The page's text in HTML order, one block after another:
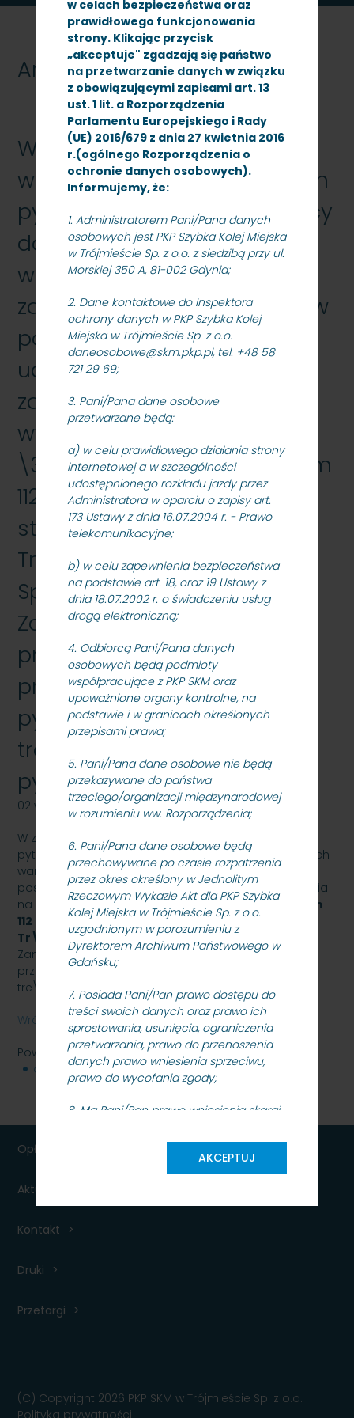
w celach bezpieczeństwa oraz
prawidłowego funkcjonowania
strony. Klikając przycisk
„akceptuje" zgadzają się państwo
na przetwarzanie danych w związku
z obowiązującymi zapisami art. 13
ust. 1 lit. a Rozporządzenia
Parlamentu Europejskiego i Rady
(UE) 2016/679 z dnia 27 kwietnia 2016
r.(ogólnego Rozporządzenia o
ochronie danych osobowych).
Informujemy, że:
1. Administratorem Pani/Pana danych
osobowych jest PKP Szybka Kolej Miejska
w Trójmieście Sp. z o.o. z siedzibą przy ul.
Morskiej 350 A, 81-002 Gdynia;
2. Dane kontaktowe do Inspektora
ochrony danych w PKP Szybka Kolej
Miejska w Trójmieście Sp. z o.o.
daneosobowe@skm.pkp.pl, tel. +48 58
721 29 69;
3. Pani/Pana dane osobowe
przetwarzane będą:
a) w celu prawidłowego działania strony
internetowej a w szczególności
udostępnionego rozkładu jazdy przez
Administratora w oparciu o zapisy art.
173 Ustawy z dnia 16.07.2004 r. - Prawo
telekomunikacyjne;
b) w celu zapewnienia bezpieczeństwa
na podstawie art. 18, oraz 19 Ustawy z
dnia 18.07.2002 r. o świadczeniu usług
drogą elektroniczną;
4. Odbiorcą Pani/Pana danych
osobowych będą podmioty
współpracujące z PKP SKM oraz
upoważnione organy kontrolne, na
podstawie i w granicach określonych
przepisami prawa;
5. Pani/Pana dane osobowe nie będą
przekazywane do państwa
trzeciego/organizacji międzynarodowej
w rozumieniu ww. Rozporządzenia;
6. Pani/Pana dane osobowe będą
przechowywane po czasie rozpatrzenia
przez okres określony w Jednolitym
Rzeczowym Wykazie Akt dla PKP Szybka
Kolej Miejska w Trójmieście Sp. z o.o.
uzgodnionym w porozumieniu z
Dyrektorem Archiwum Państwowego w
Gdańsku;
7. Posiada Pani/Pan prawo dostępu do
treści swoich danych oraz prawo ich
sprostowania, usunięcia, ograniczenia
przetwarzania, prawo do przenoszenia
danych prawo wniesienia sprzeciwu,
prawo do wycofania zgody;
8. Ma Pani/Pan prawo wniesienia skargi
(https://uodo.gov.pl/), gdy uzna
Pani/Pan, iż przetwarzanie danych
osobowych Pani/Pana dotyczących
9.
jazdy pociągów PKP SKM. Szczegóły
10. Pani/Pana dane osobowe nie będą
przetwarzane w sposób
zautomatyzowany i nie będą
AKCEPTUJ
Archiwum
W zwi\304\205zku z
wp\305\202yni\304\231ciem
pyta\305\204 od Wykonawcy
do specyfikacji istotnych
warunk\303\263w
zam\303\263wienia (SIWZ) w
post\304\231powaniu o
udzielenie
zam\303\263wienia na
wylanie stopem
\305\202o\305\274yskowym
112 kpl panewek silnika str. K i
str. PK dla PKP SKM w
Tr\303\263jmie\305\233cie
Sp. z o.o.,
Zamawiaj\304\205cy
przedstawia odpowiedzi do
przedmiotowych
pyta\305\204 wraz z
tre\305\233ci\304\205 tych
pyta\305\204
02 września 2010
W zwi\304\205zku z wp\305\202yni\304\231ciem
pyta\305\204 od Wykonawcy do specyfikacji istotnych
warunk\303\263w zam\303\263wienia (SIWZ) w
post\304\231powaniu o udzielenie zam\303\263wienia
na
wylanie stopem \305\202o\305\274yskowym
112 kpl panewek silnika str. K i str. PK dlaPKP SKM w
Tr\303\263jmie\305\233cie Sp. z o.o.
Zamawiaj\304\205cy przedstawia odpowiedzi do
przedmiotowych pyta\305\204 wraz z
tre\305\233ci\304\205 tych pyta\305\204
Wróć
Powiązane pliki
odpowiedzi na pytania83 KB
Opłaty
Aktualności dla podróżnych
Kontakt
Druki
Przetargi
(C) Copyright 2026 PKP SKM w Trójmieście Sp. z o.o. |
Polityka prywatności